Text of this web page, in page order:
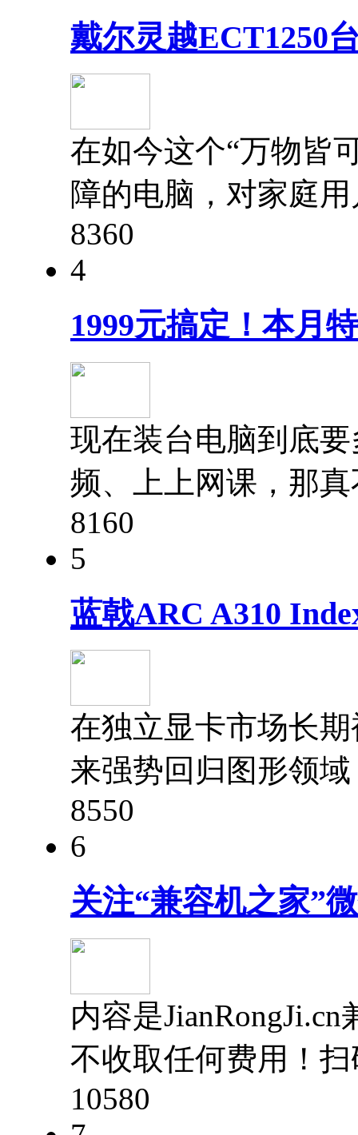
戴尔灵越ECT1250
在如今这个“万物皆
障的电脑，对家庭
8360
4
1999元搞定！本月
现在装台电脑到底
频、上上网课，那
8160
5
蓝戟ARC A310
在独立显卡市场长
来强势回归图形领
8550
6
关注“兼容机之家”
内容是
不收取任何费用！
10580